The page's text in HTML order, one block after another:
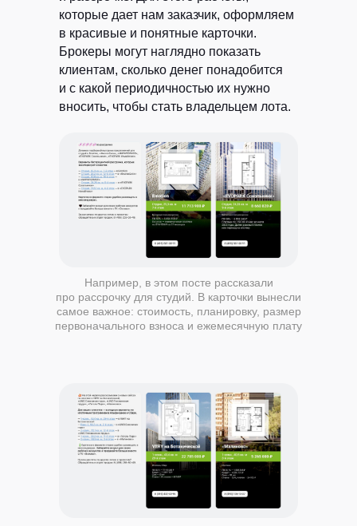
которые дает нам заказчик, оформляем
в красивые и понятные карточки.
Брокеры могут наглядно показать
клиентам, сколько денег понадобится
и с какой периодичностью их нужно
вносить, чтобы стать владельцем лота.
Например, в этом посте рассказали
про рассрочку для студий. В карточки вынесли
самое важное: стоимость, планировку, размер
первоначального взноса и ежемесячную плату